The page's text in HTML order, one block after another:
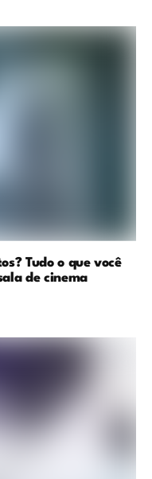
Tudo o que você
de cinema